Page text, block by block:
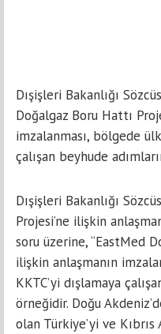
Dışişleri Bakanlığı
Doğalgaz Boru Hattı
imzalanması, bölgede
çalışan beyhude
Dışişleri Bakanlığı
Projesi’ne ilişkin
soru üzerine, “EastMed
ilişkin anlaşmanın
KKTC’yi dışlamaya
örneğidir. Doğu
olan Türkiye’yi ve Kıbrıs